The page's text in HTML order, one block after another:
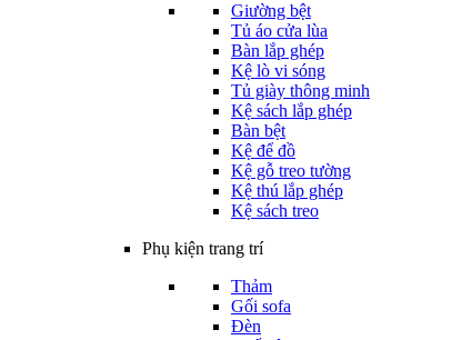
Giường bệt
Tủ áo cửa lùa
Bàn lắp ghép
Kệ lò vi sóng
Tủ giày thông minh
Kệ sách lắp ghép
Bàn bệt
Kệ để đồ
Kệ gỗ treo tường
Kệ thú lắp ghép
Kệ sách treo
Phụ kiện trang trí
Thảm
Gối sofa
Đèn